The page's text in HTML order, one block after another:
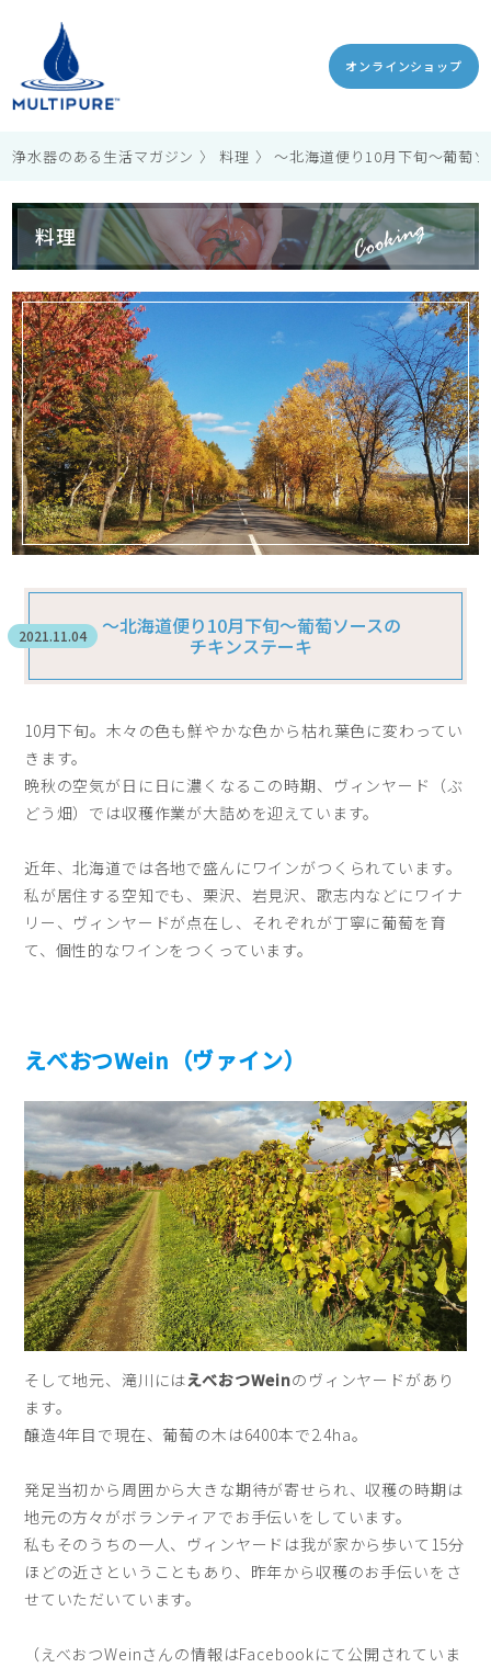
オンラインショップ
浄水器のある生活マガジン 料理 〜北海道便り10月下旬〜葡萄
料理
〜北海道便り10月下旬〜葡萄ソースの
チキンステーキ
2021.11.04
10月下旬。木々の色も鮮やかな色から枯れ葉色に変わってい
きます。
晩秋の空気が日に日に濃くなるこの時期、ヴィンヤード（ぶ
どう畑）では収穫作業が大詰めを迎えています。
近年、北海道では各地で盛んにワインがつくられています。
私が居住する空知でも、栗沢、岩見沢、歌志内などにワイナ
リー、ヴィンヤードが点在し、それぞれが丁寧に葡萄を育
て、個性的なワインをつくっています。
えべおつWein（ヴァイン）
そして地元、滝川にはえべおつWeinのヴィンヤードがあり
ます。
醸造4年目で現在、葡萄の木は6400本で2.4ha。
発足当初から周囲から大きな期待が寄せられ、収穫の時期は
地元の方々がボランティアでお手伝いをしています。
私もそのうちの一人、ヴィンヤードは我が家から歩いて15分
ほどの近さということもあり、昨年から収穫のお手伝いをさ
せていただいています。
（えべおつWeinさんの情報はFacebookにて公開されていま